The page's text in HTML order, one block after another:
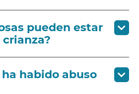
pueden estar
ha habido abuso